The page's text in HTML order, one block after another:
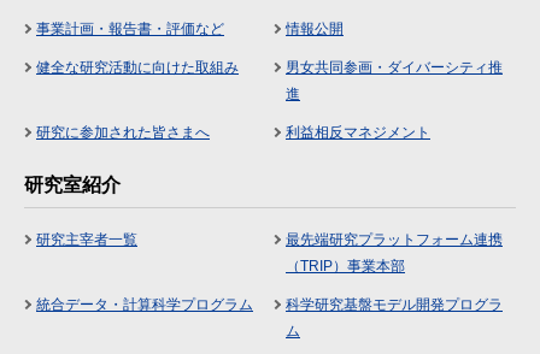
事業計画・報告書・評価など 情報公開
健全な研究活動に向けた取組み
男女共同参画・ダイバーシティ推
進
研究に参加された皆さまへ 利益相反マネジメント
研究室紹介
研究主宰者一覧
最先端研究プラットフォーム連携
（TRIP）事業本部
統合データ・計算科学プログラム
科学研究基盤モデル開発プログラ
ム